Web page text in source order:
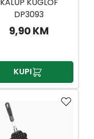
DP3093
9,90 KM
KUPI